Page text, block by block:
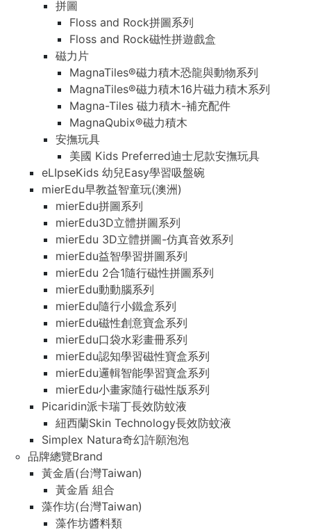
拼圖
Floss and Rock拼圖系列
Floss and Rock磁性拼遊戲盒
磁力片
MagnaTiles®磁力積木恐龍與動物系列
MagnaTiles®磁力積木16片磁力積木系列
Magna-Tiles 磁力積木-補充配件
MagnaQubix®磁力積木
安撫玩具
美國 Kids Preferred迪士尼款安撫玩具
eLIpseKids 幼兒Easy學習吸盤碗
mierEdu早教益智童玩(澳洲)
mierEdu拼圖系列
mierEdu3D立體拼圖系列
mierEdu 3D立體拼圖-仿真音效系列
mierEdu益智學習拼圖系列
mierEdu 2合1隨行磁性拼圖系列
mierEdu動動腦系列
mierEdu隨行小鐵盒系列
mierEdu磁性創意寶盒系列
mierEdu口袋水彩畫冊系列
mierEdu認知學習磁性寶盒系列
mierEdu邏輯智能學習寶盒系列
mierEdu小畫家隨行磁性版系列
Picaridin派卡瑞丁長效防蚊液
紐西蘭Skin Technology長效防蚊液
Simplex Natura奇幻許願泡泡
品牌總覽Brand
黃金盾(台灣Taiwan)
黃金盾 組合
藻作坊(台灣Taiwan)
藻作坊醬料類